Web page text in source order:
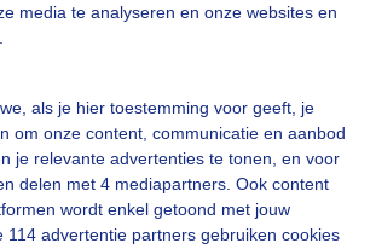
media te analyseren en onze websites en
als je hier toestemming voor geeft, je
om onze content, communicatie en aanbod
je relevante advertenties te tonen, en voor
delen met 4 mediapartners. Ook content
wordt enkel getoond met jouw
114 advertentie partners gebruiken cookies
Een moment geduld aub...